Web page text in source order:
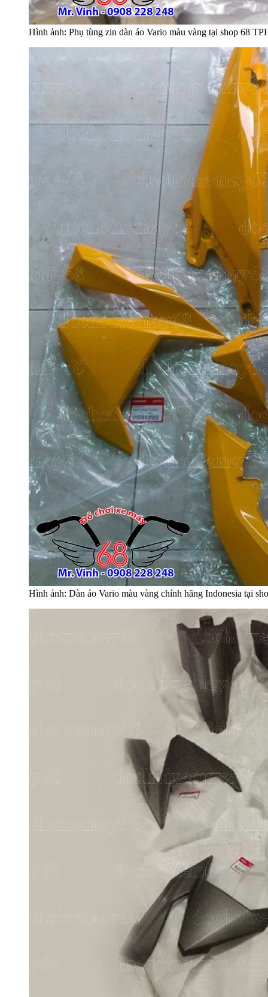
Hình ảnh: Phụ tùng zin dàn áo Vario màu vàng tại shop 68
Hình ảnh: Dàn áo Vario màu vàng chính hãng Indonesia tại